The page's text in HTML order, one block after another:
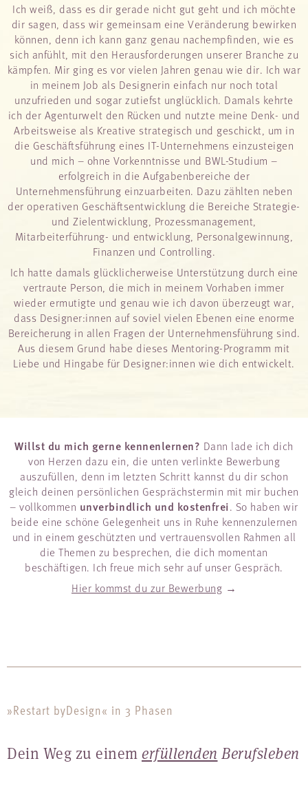
Ich weiß, dass es dir gerade nicht gut geht und ich möchte
dir sagen, dass wir gemeinsam eine Veränderung bewirken
können, denn ich kann ganz genau nachempfinden, wie es
sich anfühlt, mit den Herausforderungen unserer Branche zu
kämpfen. Mir ging es vor vielen Jahren genau wie dir. Ich war
in meinem Job als Designerin einfach nur noch total
unzufrieden und sogar zutiefst unglücklich. Damals kehrte
ich der Agenturwelt den Rücken und nutzte meine Denk- und
Arbeitsweise als Kreative strategisch und geschickt, um in
die Geschäftsführung eines IT-Unternehmens einzusteigen
und mich – ohne Vorkenntnisse und BWL-Studium –
erfolgreich in die Aufgabenbereiche der
Unternehmensführung einzuarbeiten. Dazu zählten neben
der operativen Geschäftsentwicklung die Bereiche Strategie-
und Zielentwicklung, Prozessmanagement,
Mitarbeiterführung- und entwicklung, Personalgewinnung,
Finanzen und Controlling.
Ich hatte damals glücklicherweise Unterstützung durch eine
vertraute Person, die mich in meinem Vorhaben immer
wieder ermutigte und genau wie ich davon überzeugt war,
dass Designer:innen auf soviel vielen Ebenen eine enorme
Bereicherung in allen Fragen der Unternehmensführung sind.
Aus diesem Grund habe dieses Mentoring-Programm mit
Liebe und Hingabe für Designer:innen wie dich entwickelt.
Willst du mich gerne kennenlernen? Dann lade ich dich
von Herzen dazu ein, die unten verlinkte Bewerbung
auszufüllen, denn im letzten Schritt kannst du dir schon
gleich deinen persönlichen Gesprächstermin mit mir buchen
– vollkommen unverbindlich und kostenfrei. So haben wir
beide eine schöne Gelegenheit uns in Ruhe kennenzulernen
und in einem geschützten und vertrauensvollen Rahmen all
die Themen zu besprechen, die dich momentan
beschäftigen. Ich freue mich sehr auf unser Gespräch.
Hier kommst du zur Bewerbung →
»Restart byDesign« in 3 Phasen
Dein Weg zu einem erfüllenden Berufsleben